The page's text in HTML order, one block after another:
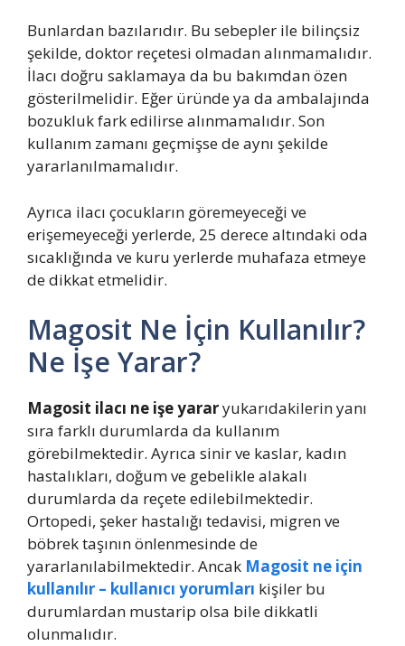
Bunlardan bazılarıdır. Bu sebepler ile bilinçsiz
şekilde, doktor reçetesi olmadan alınmamalıdır.
İlacı doğru saklamaya da bu bakımdan özen
gösterilmelidir. Eğer üründe ya da ambalajında
bozukluk fark edilirse alınmamalıdır. Son
kullanım zamanı geçmişse de aynı şekilde
yararlanılmamalıdır.
Ayrıca ilacı çocukların göremeyeceği ve
erişemeyeceği yerlerde, 25 derece altındaki oda
sıcaklığında ve kuru yerlerde muhafaza etmeye
de dikkat etmelidir.
Magosit Ne İçin Kullanılır?
Ne İşe Yarar?
Magosit ilacı ne işe yararyukarıdakilerin yanı
sıra farklı durumlarda da kullanım
görebilmektedir. Ayrıca sinir ve kaslar, kadın
hastalıkları, doğum ve gebelikle alakalı
durumlarda da reçete edilebilmektedir.
Ortopedi, şeker hastalığı tedavisi, migren ve
böbrek taşının önlenmesinde de
yararlanılabilmektedir. Ancak Magosit ne için
kullanılır – kullanıcı yorumları kişiler bu
durumlardan mustarip olsa bile dikkatli
olunmalıdır.